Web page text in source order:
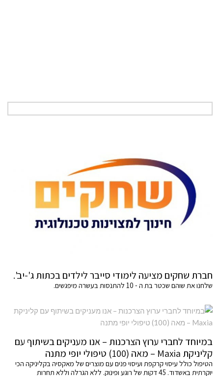
חברת שחקים מציעה לימודי סייבר לילדים בכתות ג'-יב'.
שלחנו את שוהם שכטר בת ה - 10 להתנסות בעשרה מיפגשים.
במיוחד לחברי ערוץ הצרכנות – אנו מעניקים בשיתוף עם
קליניקת Maxia – מאה (100) טיפולי יופי מתנה
הטיפול כולל עיסוי קרקפת ועיסוי פנים עם מוצרים של מאקסיה בקליניקה הכי
יוקרתית באשדוד. 45 דקות של רוגע ופינוק. ללא הגרלה וללא תחרות